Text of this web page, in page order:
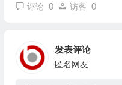
评论 0 访客 0
发表评论
匿名网友